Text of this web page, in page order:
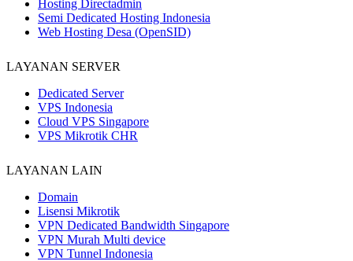
Hosting Directadmin
Semi Dedicated Hosting Indonesia
Web Hosting Desa (OpenSID)
LAYANAN SERVER
Dedicated Server
VPS Indonesia
Cloud VPS Singapore
VPS Mikrotik CHR
LAYANAN LAIN
Domain
Lisensi Mikrotik
VPN Dedicated Bandwidth Singapore
VPN Murah Multi device
VPN Tunnel Indonesia